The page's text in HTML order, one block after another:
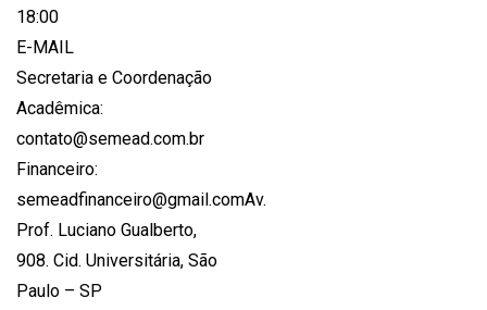
18:00
E-MAIL
Secretaria e Coordenação
Acadêmica:
contato@semead.com.br
Financeiro:
semeadfinanceiro@gmail.comAv.
Prof. Luciano Gualberto,
908. Cid. Universitária, São
Paulo – SP